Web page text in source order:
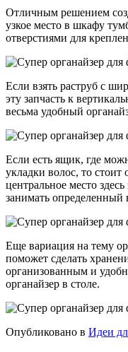
Отличным решением
узкое место в шкафу
отверстиями для
Если взять раструб с
эту запчасть к
весьма удобный
Если есть ящик, где
укладки волос, то стоит
центральное место
занимать определенный
Еще вариация на тему
поможет сделать
организованным и
органайзер в столе.
Опубликовано в Идеи